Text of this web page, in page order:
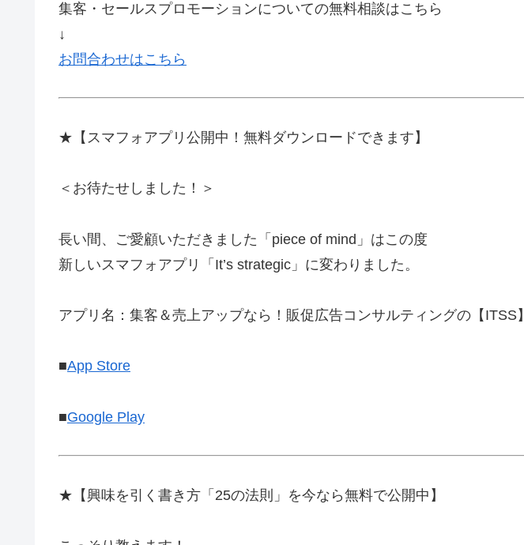
集客・セールスプロモーションについての無料相談はこちら
↓
お問合わせはこちら
★【スマフォアプリ公開中！無料ダウンロードできます】
＜お待たせしました！＞
長い間、ご愛顧いただきました「piece of mind」はこの度
新しいスマフォアプリ「It’s strategic」に変わりました。
アプリ名：集客＆売上アップなら！販促広告コンサルティングの【ITSS】
■App Store
■Google Play
★【興味を引く書き方「25の法則」を今なら無料で公開中】